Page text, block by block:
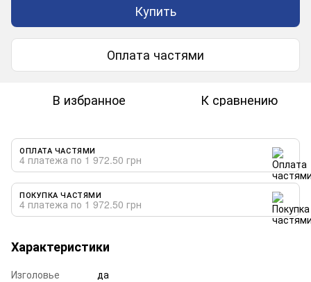
Купить
Оплата частями
В избранное К сравнению
ОПЛАТА ЧАСТЯМИ
4 платежа по 1 972.50 грн
ПОКУПКА ЧАСТЯМИ
4 платежа по 1 972.50 грн
Характеристики
Изголовье
да